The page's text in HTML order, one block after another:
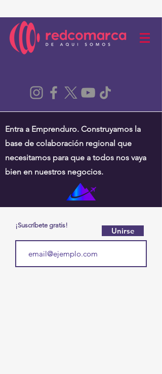
Entra a Emprenduro. Construyamos la
base de colaboración regional que
necesitamos para que a todos nos vaya
bien en nuestros negocios.
¡Suscríbete gratis!
Unirse